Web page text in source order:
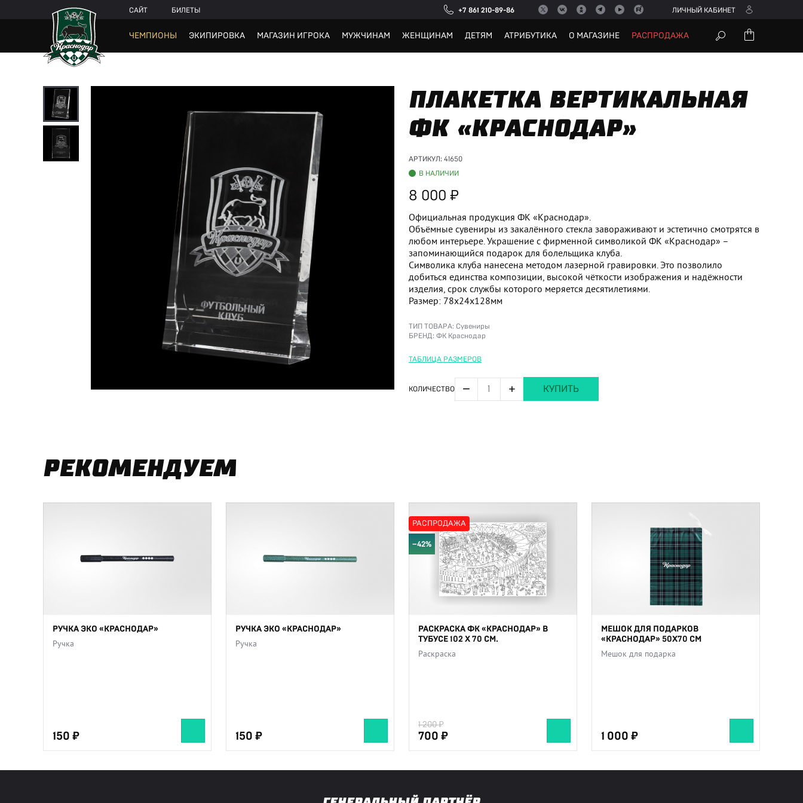
САЙТ БИЛЕТЫ +7 861 210-89-86 ЛИЧНЫЙ КАБИНЕТ
ЧЕМПИОНЫ ЭКИПИРОВКА МАГАЗИН ИГРОКА МУЖЧИНАМ ЖЕНЩИНАМ ДЕТЯМ АТРИБУТИКА О МАГАЗИНЕ РАСПРОДАЖА
ПЛАКЕТКА ВЕРТИКАЛЬНАЯ
ФК «КРАСНОДАР»
АРТИКУЛ: 41650
В НАЛИЧИИ
8 000
Официальная продукция ФК «Краснодар».
Объёмные сувениры из закалённого стекла завораживают и эстетично смотрятся в
любом интерьере. Украшение с фирменной символикой ФК «Краснодар» –
запоминающийся подарок для болельщика клуба.
Символика клуба нанесена методом лазерной гравировки. Это позволило
добиться единства композиции, высокой чёткости изображения и надёжности
изделия, срок службы которого меряется десятилетиями.
Размер: 78х24х128мм
ТИП ТОВАРА: Сувениры
БРЕНД: ФК Краснодар
ТАБЛИЦА РАЗМЕРОВ
КОЛИЧЕСТВО − + КУПИТЬ
РЕКОМЕНДУЕМ
РУЧКА ЭКО «КРАСНОДАР»
Ручка
150
РУЧКА ЭКО «КРАСНОДАР»
Ручка
150
РАСПРОДАЖА
−42%
РАСКРАСКА ФК «КРАСНОДАР» В
ТУБУСЕ 102 Х 70 СМ.
Раскраска
1 200
700
МЕШОК ДЛЯ ПОДАРКОВ
«КРАСНОДАР» 50Х70 СМ
Мешок для подарка
1 000